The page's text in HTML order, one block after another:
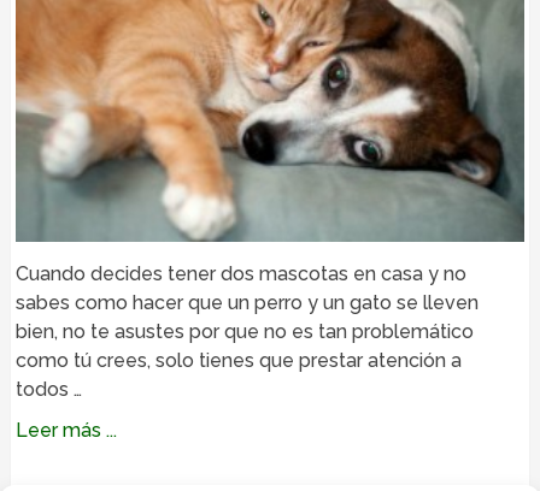
Cuando decides tener dos mascotas en casa y no
sabes como hacer que un perro y un gato se lleven
bien, no te asustes por que no es tan problemático
como tú crees, solo tienes que prestar atención a
todos …
Leer más ...